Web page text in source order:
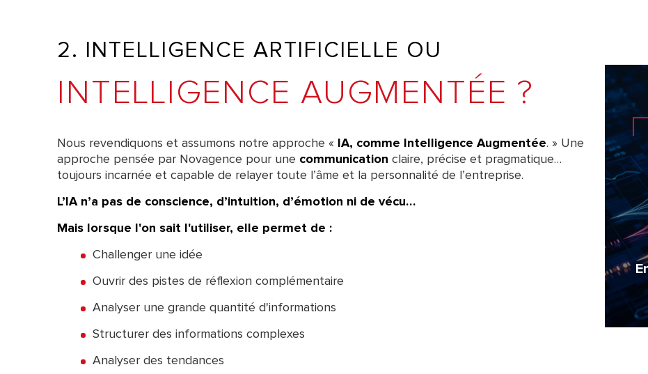
2. INTELLIGENCE ARTIFICIELLE OU
INTELLIGENCE AUGMENTÉE ?
Nous revendiquons et assumons notre approche « IA, comme Intelligence Augmentée. » Une
approche pensée par Novagence pour une communication claire, précise et pragmatique…
toujours incarnée et capable de relayer toute l’âme et la personnalité de l’entreprise.
L’IA n’a pas de conscience, d’intuition, d’émotion ni de vécu…
Mais lorsque l'on sait l'utiliser, elle permet de :
Challenger une idée
Ouvrir des pistes de réflexion complémentaire
Analyser une grande quantité d'informations
Structurer des informations complexes
Analyser des tendances